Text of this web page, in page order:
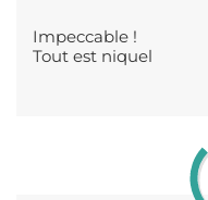
Impeccable !
Tout est niquel